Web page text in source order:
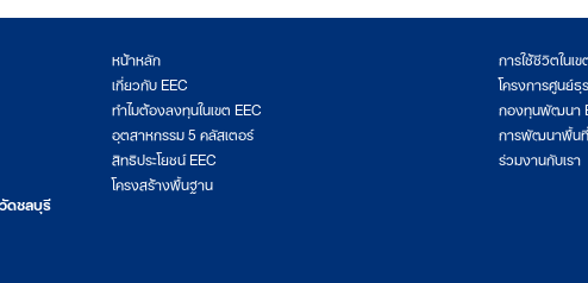
ดชลบุรี
หน้าหลัก
เกี่ยวกับ EEC
ทำไมต้องลงทุนในเขต EEC
อุตสาหกรรม 5 คลัสเตอร์
สิทธิประโยชน์ EEC
โครงสร้างพื้นฐาน
การใช้ชีวิตในเ
โครงการศูนย์ธุ
กองทุนพัฒนา
การพัฒนาพื้น
ร่วมงานกับเรา